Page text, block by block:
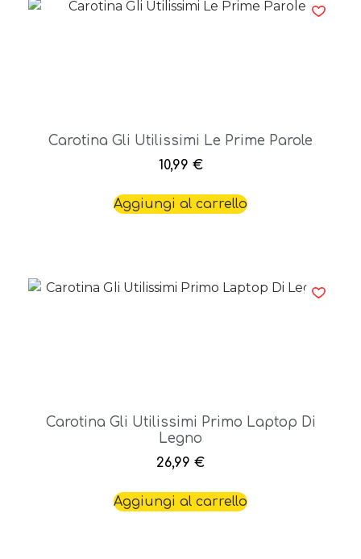
Carotina Gli Utilissimi Le Prime Parole
10,99 €
Aggiungi al carrello
Carotina Gli Utilissimi Primo Laptop Di
Legno
26,99 €
Aggiungi al carrello